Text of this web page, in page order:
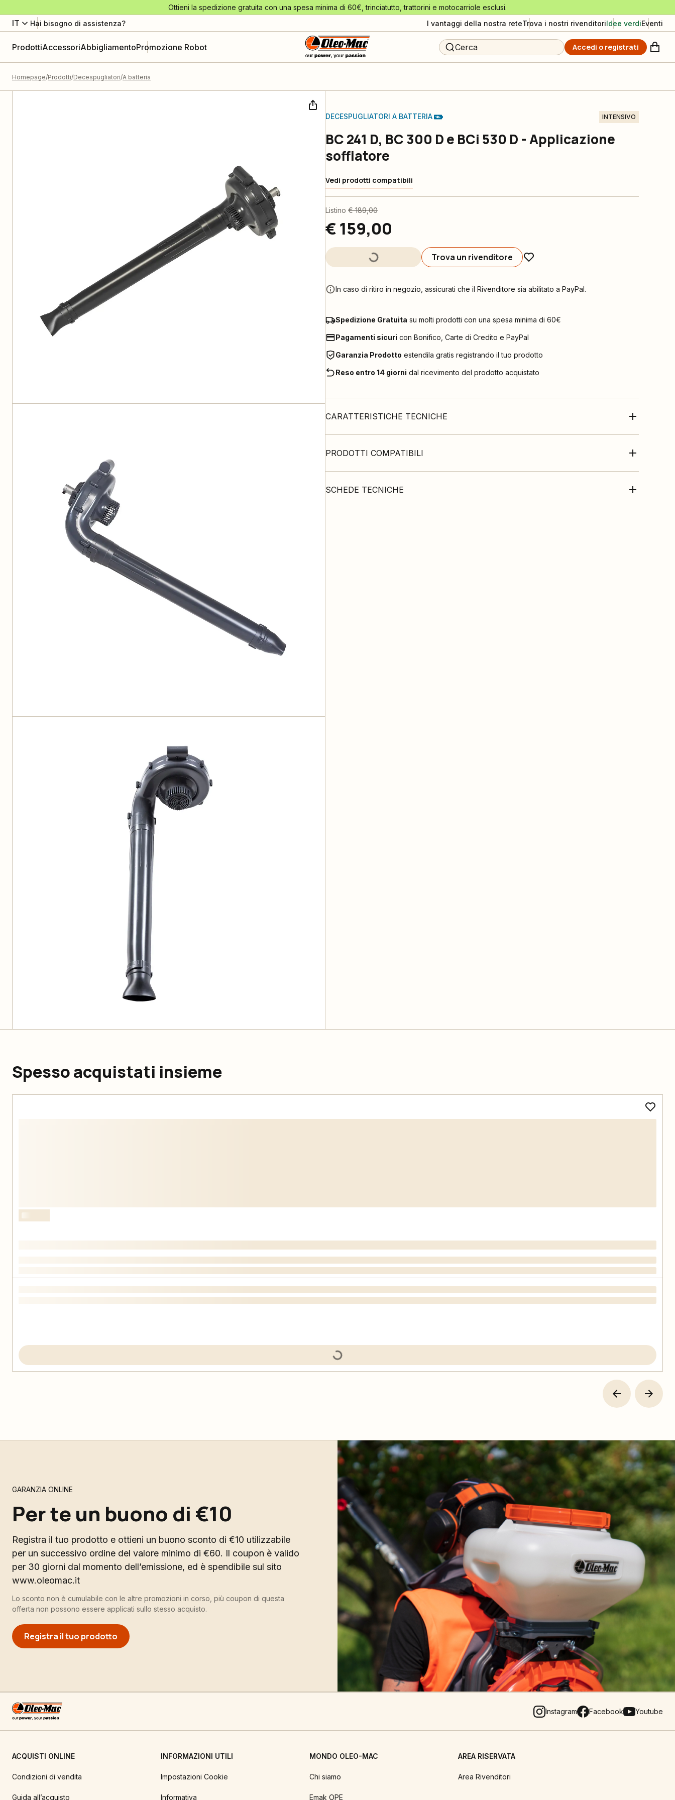
Ottieni la spedizione gratuita con una spesa minima di 60€, trinciatutto, trattorini e motocarriole esclusi.
IT Hai bisogno di assistenza? I vantaggi della nostra reteTrova i nostri rivenditoriIdee verdiEventi
ProdottiAccessoriAbbigliamentoPromozione Robot Cerca Accedi o registrati
Homepage Prodotti Decespugliatori A batteria
DECESPUGLIATORI A BATTERIA INTENSIVO
BC 241 D, BC 300 D e BCi 530 D - Applicazione
soffiatore
Vedi prodotti compatibili
Listino € 189,00
€ 159,00
Trova un rivenditore
In caso di ritiro in negozio, assicurati che il Rivenditore sia abilitato a PayPal.
Spedizione Gratuita su molti prodotti con una spesa minima di 60€
Pagamenti sicuri con Bonifico, Carte di Credito e PayPal
Garanzia Prodotto estendila gratis registrando il tuo prodotto
Reso entro 14 giorni dal ricevimento del prodotto acquistato
CARATTERISTICHE TECNICHE
PRODOTTI COMPATIBILI
SCHEDE TECNICHE
Spesso acquistati insieme
GARANZIA ONLINE
Per te un buono di €10
Registra il tuo prodotto e ottieni un buono sconto di €10 utilizzabile
per un successivo ordine del valore minimo di €60. Il coupon è valido
per 30 giorni dal momento dell’emissione, ed è spendibile sul sito
www.oleomac.it
Lo sconto non è cumulabile con le altre promozioni in corso, più coupon di questa
offerta non possono essere applicati sullo stesso acquisto.
Registra il tuo prodotto
Instagram Facebook Youtube
ACQUISTI ONLINE
Condizioni di vendita
Guida all’acquisto
INFORMAZIONI UTILI
Impostazioni Cookie
Informativa
MONDO OLEO-MAC
Chi siamo
Emak OPE
AREA RISERVATA
Area Rivenditori